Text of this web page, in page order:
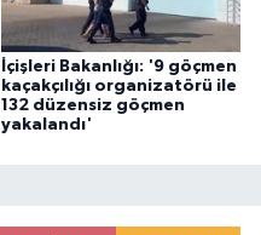
İçişleri Bakanlığı: '9 göçmen
kaçakçılığı organizatörü ile
132 düzensiz göçmen
yakalandı'